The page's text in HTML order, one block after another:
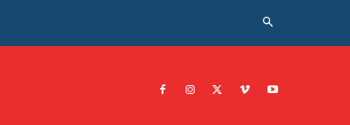
JOB नोकरी सरकारी योजना